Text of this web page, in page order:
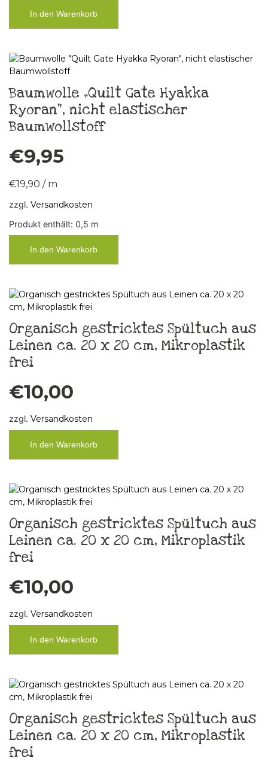
In den Warenkorb
Baumwolle „Quilt Gate Hyakka
Ryoran“, nicht elastischer
Baumwollstoff
€9,95
€19,90 / m
zzgl. Versandkosten
Produkt enthält: 0,5 m
In den Warenkorb
Organisch gestricktes Spültuch aus
Leinen ca. 20 x 20 cm, Mikroplastik
frei
€10,00
zzgl. Versandkosten
In den Warenkorb
Organisch gestricktes Spültuch aus
Leinen ca. 20 x 20 cm, Mikroplastik
frei
€10,00
zzgl. Versandkosten
In den Warenkorb
Organisch gestricktes Spültuch aus
Leinen ca. 20 x 20 cm, Mikroplastik
frei